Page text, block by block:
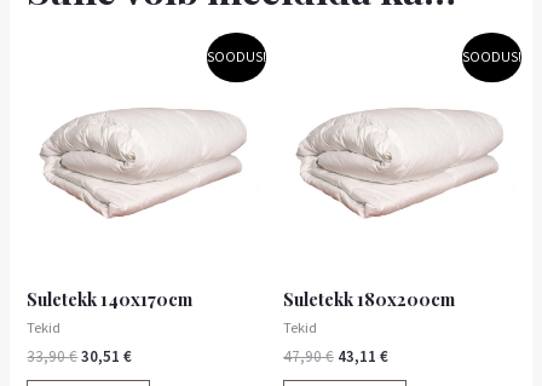
SOODUS!
Suletekk 140x170cm
Tekid
33,90€
33,90 €.
30,51€
30,51 €.
SOODUS!
Suletekk 180x200cm
Tekid
47,90€
47,90 €.
43,11 €
43,11 €.